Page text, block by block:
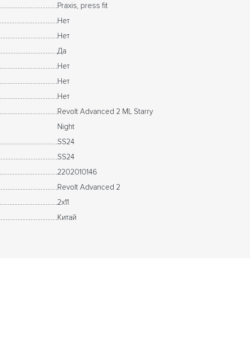
Praxis, press fit
Нет
Нет
Да
Нет
Нет
Нет
Revolt Advanced 2 ML Starry
Night
SS24
SS24
2202010146
Revolt Advanced 2
2x11
Китай